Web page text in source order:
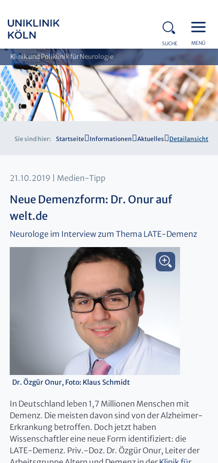
SUCHE MENÜ
Klinik und Poliklinik für Neurologie
Sie sind hier: Startseite Informationen Aktuelles Detailansicht
21.10.2019 Medien-Tipp
Neue Demenzform: Dr. Onur auf
welt.de
Neurologe im Interview zum Thema LATE-Demenz
Dr. Özgür Onur, Foto: Klaus Schmidt
In Deutschland leben 1,7 Millionen Menschen mit
Demenz. Die meisten davon sind von der Alzheimer-
Erkrankung betroffen. Doch jetzt haben
Wissenschaftler eine neue Form identifiziert: die
LATE-Demenz. Priv.-Doz. Dr. Özgür Onur, Leiter der